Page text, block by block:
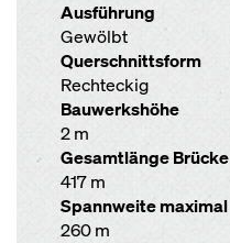
Ausführung
Gewölbt
Querschnittsform
Rechteckig
Bauwerkshöhe
2 m
Gesamtlänge Brücke
417 m
Spannweite maximal
260 m